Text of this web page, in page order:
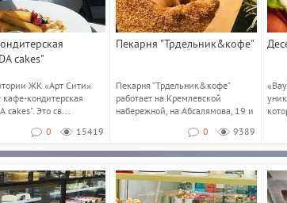
cakes"
ЖК «Арт Сити»
кафе-кондитерская
cakes". Это св...
15419
0
Пекарня "Трдельник&кофе"
Пекарня "Трдельник&кофе"
работает на Кремлевской
набережной, на Абсалямова, 19 и
9389
0